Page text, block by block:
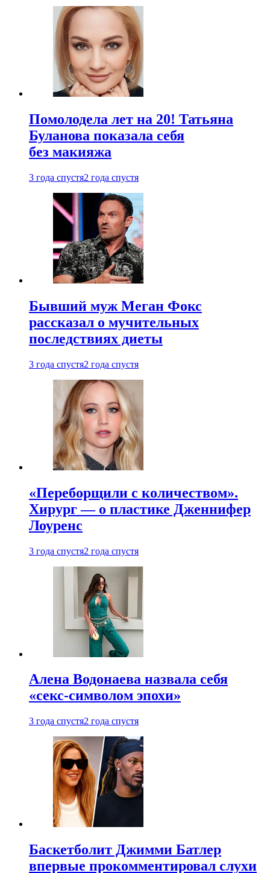
Помолодела лет на 20! Татьяна
Буланова показала себя
без макияжа
3 года спустя2 года спустя
Бывший муж Меган Фокс
рассказал о мучительных
последствиях диеты
3 года спустя2 года спустя
«Переборщили с количеством».
Хирург — о пластике Дженнифер
Лоуренс
3 года спустя2 года спустя
Алена Водонаева назвала себя
«секс-символом эпохи»
3 года спустя2 года спустя
Баскетболит Джимми Батлер
впервые прокомментировал слухи